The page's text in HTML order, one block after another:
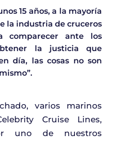
15 años, a la mayoría
la industria de cruceros
comparecer ante los
la justicia que
día, las cosas no son
varios marinos
Cruise Lines,
uno de nuestros